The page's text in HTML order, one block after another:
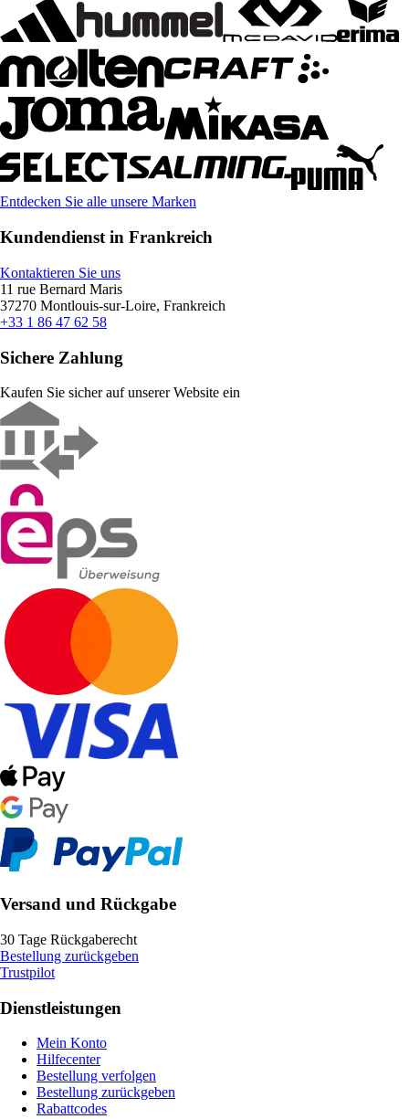
Entdecken Sie alle unsere Marken
Kundendienst in Frankreich
Kontaktieren Sie uns
11 rue Bernard Maris
37270 Montlouis-sur-Loire, Frankreich
+33 1 86 47 62 58
Sichere Zahlung
Kaufen Sie sicher auf unserer Website ein
Versand und Rückgabe
30 Tage Rückgaberecht
Bestellung zurückgeben
Trustpilot
Dienstleistungen
Mein Konto
Hilfecenter
Bestellung verfolgen
Bestellung zurückgeben
Rabattcodes